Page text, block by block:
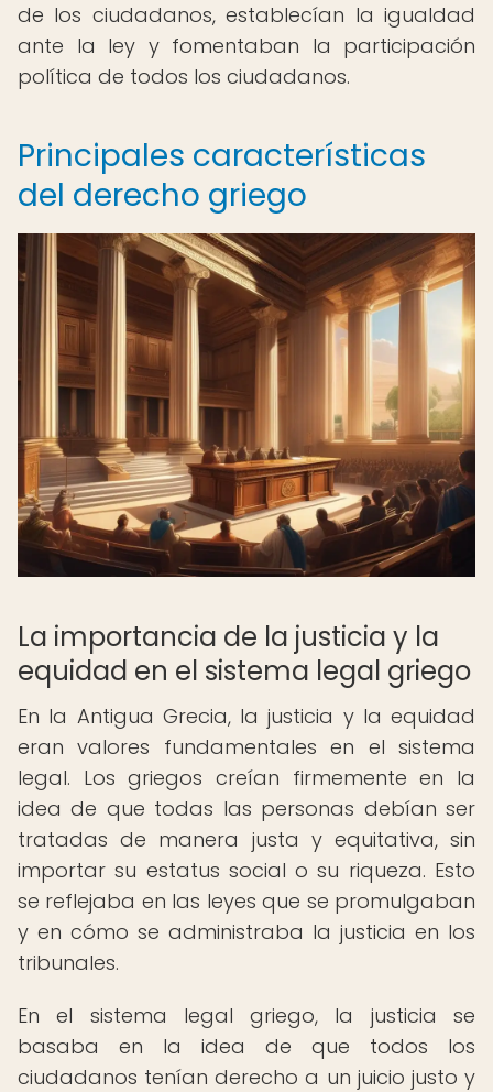
de los ciudadanos, establecían la igualdad
ante la ley y fomentaban la participación
política de todos los ciudadanos.
Principales características
del derecho griego
La importancia de la justicia y la
equidad en el sistema legal griego
En la Antigua Grecia, la justicia y la equidad
eran valores fundamentales en el sistema
legal. Los griegos creían firmemente en la
idea de que todas las personas debían ser
tratadas de manera justa y equitativa, sin
importar su estatus social o su riqueza. Esto
se reflejaba en las leyes que se promulgaban
y en cómo se administraba la justicia en los
tribunales.
En el sistema legal griego, la justicia se
basaba en la idea de que todos los
ciudadanos tenían derecho a un juicio justo y